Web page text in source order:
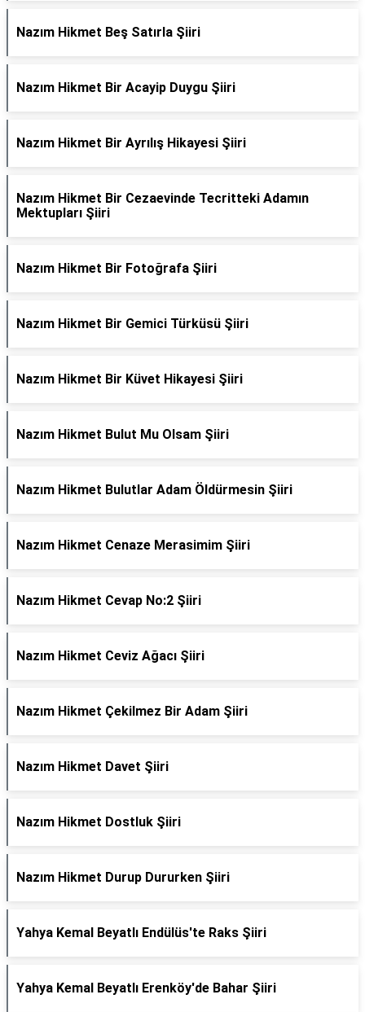
Nazım Hikmet Beş Satırla Şiiri
Nazım Hikmet Bir Acayip Duygu Şiiri
Nazım Hikmet Bir Ayrılış Hikayesi Şiiri
Nazım Hikmet Bir Cezaevinde Tecritteki Adamın
Mektupları Şiiri
Nazım Hikmet Bir Fotoğrafa Şiiri
Nazım Hikmet Bir Gemici Türküsü Şiiri
Nazım Hikmet Bir Küvet Hikayesi Şiiri
Nazım Hikmet Bulut Mu Olsam Şiiri
Nazım Hikmet Bulutlar Adam Öldürmesin Şiiri
Nazım Hikmet Cenaze Merasimim Şiiri
Nazım Hikmet Cevap No:2 Şiiri
Nazım Hikmet Ceviz Ağacı Şiiri
Nazım Hikmet Çekilmez Bir Adam Şiiri
Nazım Hikmet Davet Şiiri
Nazım Hikmet Dostluk Şiiri
Nazım Hikmet Durup Dururken Şiiri
Yahya Kemal Beyatlı Endülüs'te Raks Şiiri
Yahya Kemal Beyatlı Erenköy'de Bahar Şiiri